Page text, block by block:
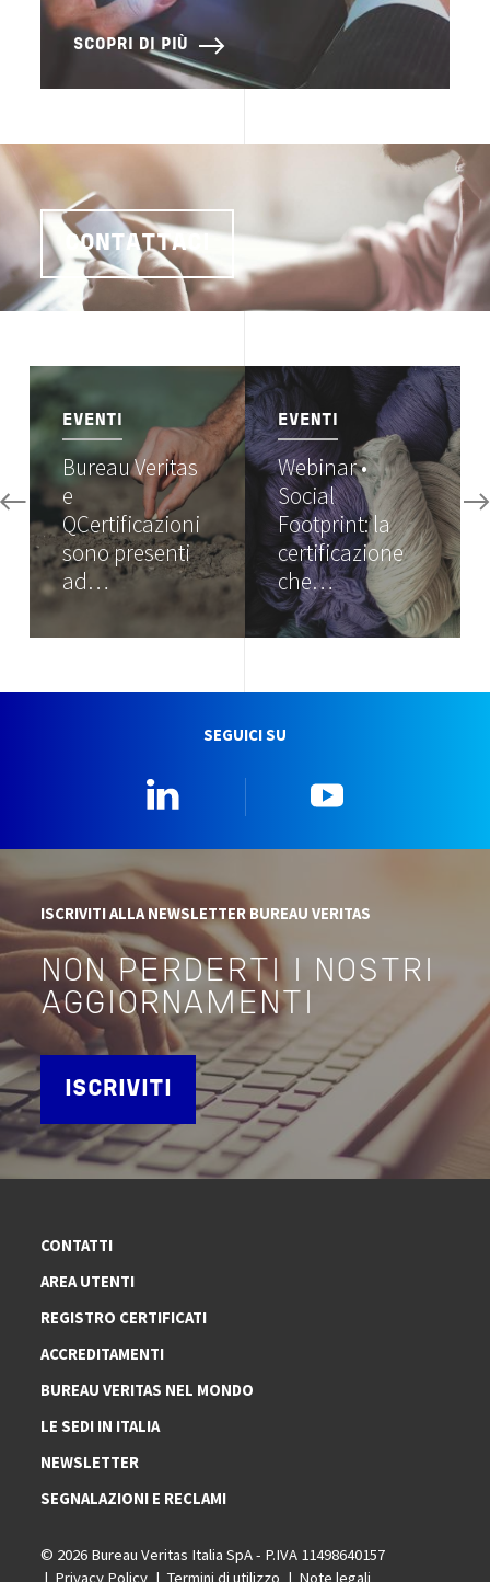
SCOPRI DI PIÙ
CONTATTACI
Image
EVENTI
Bureau Veritas
e
QCertificazioni
sono presenti
ad…
Image
EVENTI
Webinar •
Social
Footprint: la
certificazione
che…
SEGUICI SU
ISCRIVITI ALLA NEWSLETTER BUREAU VERITAS
NON PERDERTI I NOSTRI
AGGIORNAMENTI
ISCRIVITI
CONTATTI
AREA UTENTI
REGISTRO CERTIFICATI
ACCREDITAMENTI
BUREAU VERITAS NEL MONDO
LE SEDI IN ITALIA
NEWSLETTER
SEGNALAZIONI E RECLAMI
© 2026 Bureau Veritas Italia SpA - P.IVA 11498640157
Privacy Policy
Termini di utilizzo Note legali